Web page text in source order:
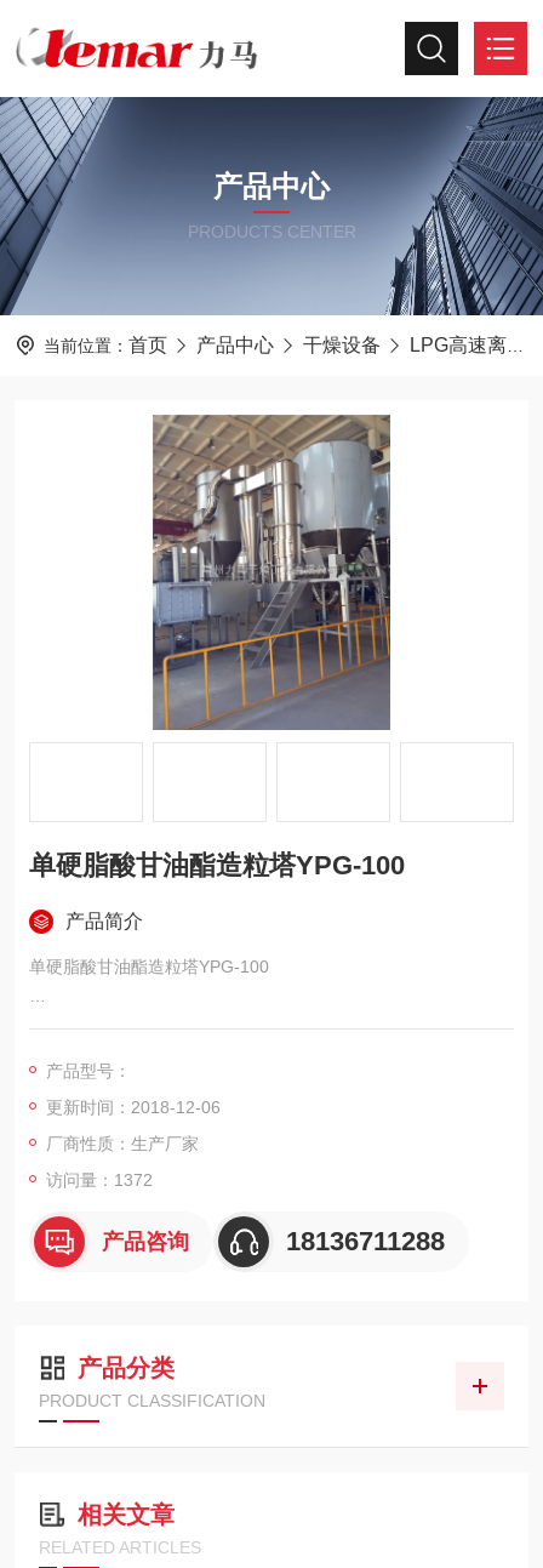
产品中心
PRODUCTS CENTER
当前位置： 首页 产品中心 干燥设备 LPG高速离心喷雾干燥机
单硬脂酸甘油酯造粒塔YPG-100
产品简介
单硬脂酸甘油酯造粒塔YPG-100
单硬脂酸甘油酯造粒塔工艺和设备信息如下：
造粒工艺描述：将物料送入造粒塔顶部喷头，分散后，与底部进
入的冷风进行换热，冷却后凝固成型变为粉末，落入造粒塔底
部，经过振动筛，符合粒度要求的粉体，收集进入二级流化床冷
却，后入料仓、包装入袋。
产品型号：
更新时间：2018-12-06
厂商性质：生产厂家
访问量：1372
产品咨询 18136711288
产品分类
PRODUCT CLASSIFICATION
相关文章
RELATED ARTICLES